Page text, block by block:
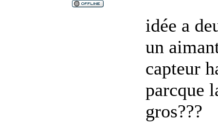
idée a
un
capteur
parcque
gros???